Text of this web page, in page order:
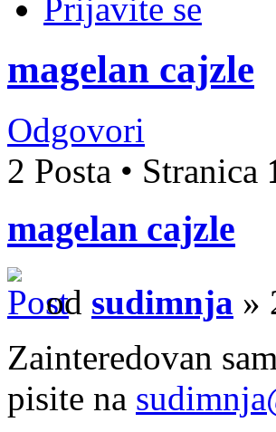
Prijavite se
magelan cajzle
Odgovori
2 Posta • Stranica
magelan cajzle
od sudimnja »
Zainteredovan
pisite na